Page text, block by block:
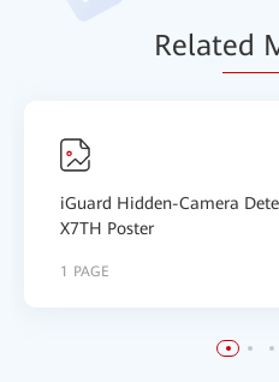
Related
iGuard Hidden-Camera
X7TH Poster
1 PAGE